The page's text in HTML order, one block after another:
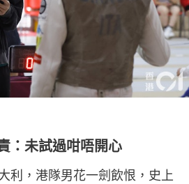
：未試過咁唔開心
利，港隊男花一劍飲恨，史上